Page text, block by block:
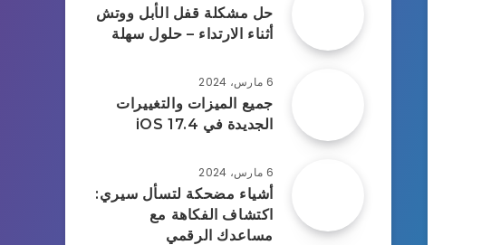
حل مشكلة قفل الأبل ووتش
أثناء الارتداء – حلول سهلة
6 مارس، 2024
جميع الميزات والتغييرات
الجديدة في iOS 17.4
6 مارس، 2024
أشياء مضحكة لتسأل سيري:
اكتشاف الفكاهة مع
مساعدك الرقمي